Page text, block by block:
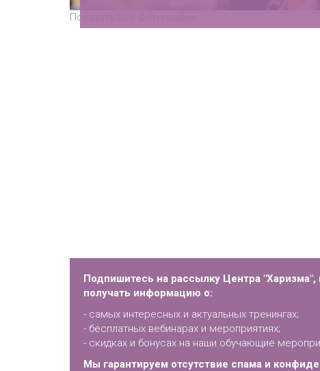
Показать все фотографии
Подпишитесь на рассылку Центра "Харизма",
получать информацию о:
- самых интересных и актуальных тренингах;
- бесплатных вебинарах и мероприятиях;
- скидках и бонусах на наши обучающие
Мы гарантируем отсутствие спама и